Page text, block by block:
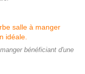
bénéficiant d'une